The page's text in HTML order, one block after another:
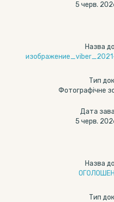
5 черв.
Назва
Тип
Фотографічне
Дата
5 черв.
Назва
Тип